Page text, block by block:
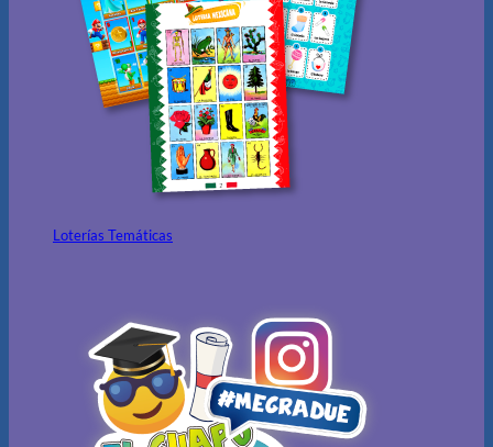
Loterías Temáticas